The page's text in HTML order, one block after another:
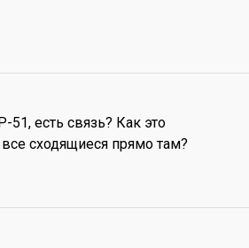
51, есть связь? Как это
сходящиеся прямо там?